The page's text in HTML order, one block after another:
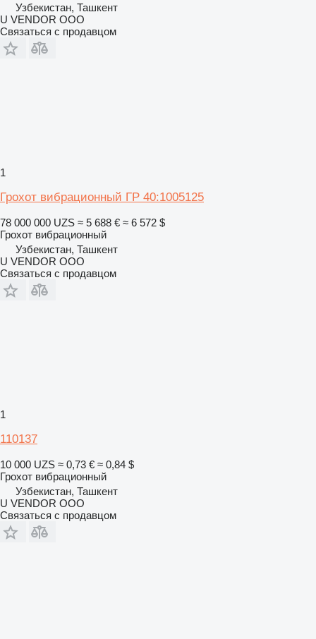
Узбекистан, Ташкент
U VENDOR OOO
Связаться с продавцом
1
Грохот вибрационный ГР 40:1005125
78 000 000 UZS ≈ 5 688 € ≈ 6 572 $
Грохот вибрационный
Узбекистан, Ташкент
U VENDOR OOO
Связаться с продавцом
1
110137
10 000 UZS ≈ 0,73 € ≈ 0,84 $
Грохот вибрационный
Узбекистан, Ташкент
U VENDOR OOO
Связаться с продавцом